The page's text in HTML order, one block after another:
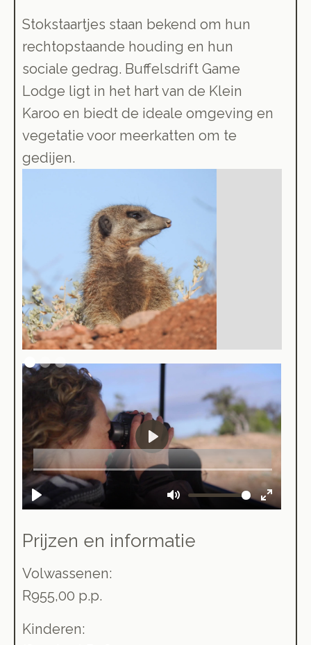
Stokstaartjes staan bekend om hun
rechtopstaande houding en hun
sociale gedrag. Buffelsdrift Game
Lodge ligt in het hart van de Klein
Karoo en biedt de ideale omgeving en
vegetatie voor meerkatten om te
gedijen.
Prijzen en informatie
Volwassenen:
R955,00 p.p.
Kinderen: